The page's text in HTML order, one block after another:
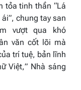
tỏa tinh thần “Lá
chung tay san
vượt qua khó
văn cốt lõi mà
trí tuệ, bản lĩnh
Việt,” Nhà sáng